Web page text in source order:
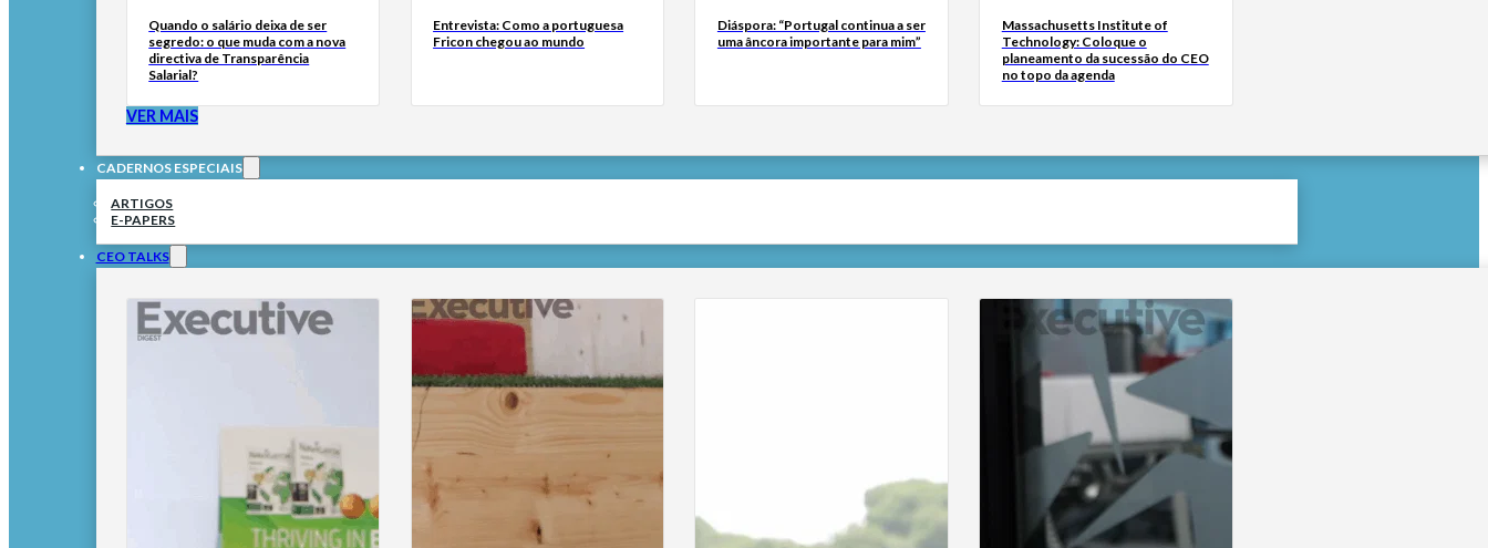
Quando o salário deixa de ser
segredo: o que muda com a nova
directiva de Transparência
Salarial?
Entrevista: Como a portuguesa
Fricon chegou ao mundo
Diáspora: “Portugal continua a ser
uma âncora importante para mim”
Massachusetts Institute of
Technology: Coloque o
planeamento da sucessão do CEO
no topo da agenda
VER MAIS
CADERNOS ESPECIAIS
ARTIGOS
E-PAPERS
CEO TALKS